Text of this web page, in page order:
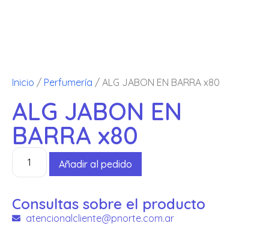
Inicio / Perfumería / ALG JABON EN BARRA x80
ALG JABON EN
BARRA x80
Añadir al pedido
Consultas sobre el producto
atencionalcliente@pnorte.com.ar